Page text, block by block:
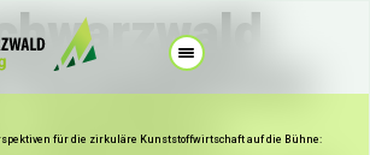
für die zirkuläre Kunststoffwirtschaft auf die Bühne:
zirkuläre